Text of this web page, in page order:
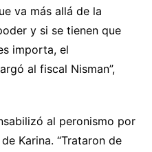
va más allá de la
y si se tienen que
importa, el
al fiscal Nisman”,
al peronismo por
Karina. “Trataron de